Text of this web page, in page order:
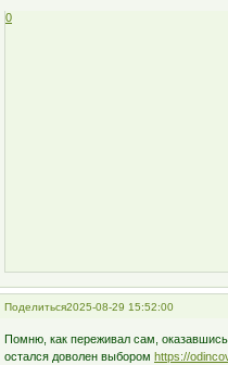
0
Поделиться2025-08-29 15:52:00
Помню, как переживал сам,
остался доволен выборомhttps://